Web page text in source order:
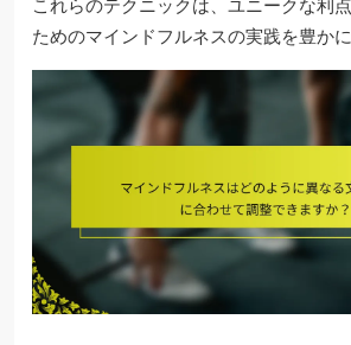
ためのマインドフルネスの実践を豊かに